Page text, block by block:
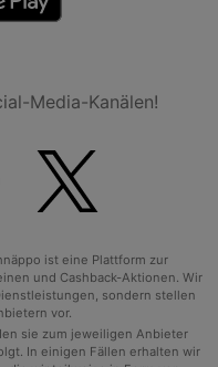
Media-Kanälen!
ist eine Plattform zur
und Cashback-Aktionen. Wir
sondern stellen
vor.
sie zum jeweiligen Anbieter
In einigen Fällen erhalten wir